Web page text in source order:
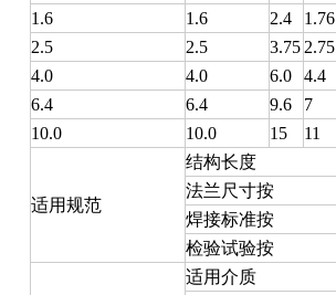
1.6
1.6 2.4 1.76
2.5 2.5 3.75 2.75
4.0
4.0 6.0 4.4
6.4
6.4 9.6 7
10.0
10.0 15 11
适用规范
结构长度
法兰尺寸按
焊接标准按
检验试验按
适用介质